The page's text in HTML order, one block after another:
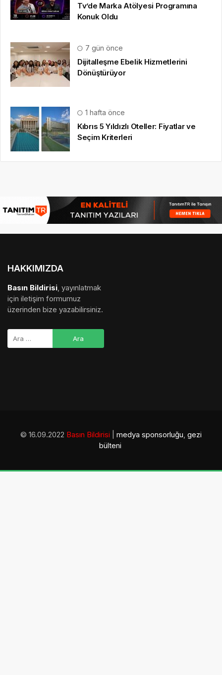
Tv’de Marka Atölyesi Programına
Konuk Oldu
7 gün önce
Dijitalleşme Ebelik Hizmetlerini
Dönüştürüyor
1 hafta önce
Kıbrıs 5 Yıldızlı Oteller: Fiyatlar ve
Seçim Kriterleri
HAKKIMIZDA
Basın Bildirisi, yayınlatmak
için iletişim formumuz
üzerinden bize yazabilirsiniz.
© 16.09.2022 Basın Bildirisi medya sponsorluğu, gezi
bülteni